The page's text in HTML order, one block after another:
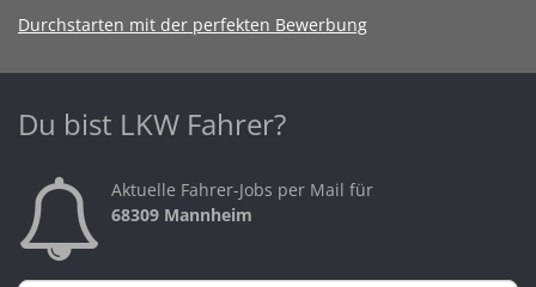
Durchstarten mit der perfekten Bewerbung
Du bist LKW Fahrer?
Aktuelle Fahrer-Jobs per Mail für
68309 Mannheim